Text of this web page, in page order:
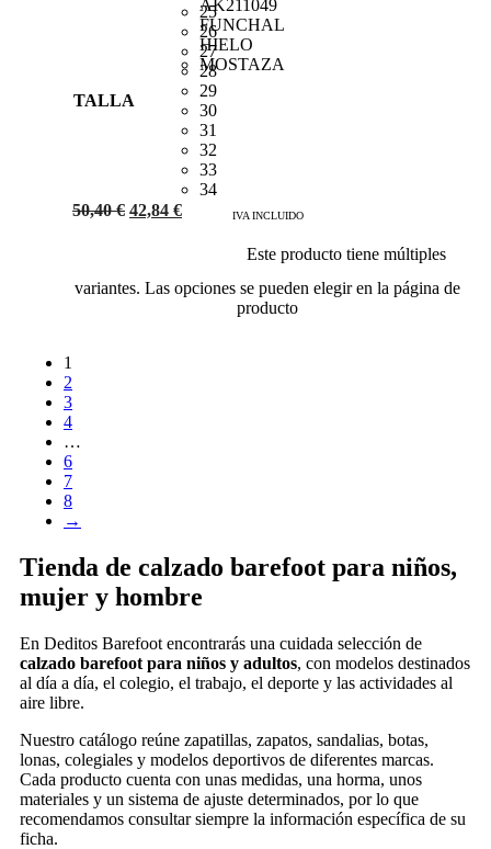
TALLA
25
26
27
28
29
30
31
32
33
34
50,40€ 42,84 € IVA INCLUIDO
Este producto tiene múltiples
variantes. Las opciones se pueden elegir en la página de
producto
1
2
3
4
…
6
7
8
→
Tienda de calzado barefoot para niños,
mujer y hombre
En Deditos Barefoot encontrarás una cuidada selección de
calzado barefoot para niños y adultos, con modelos destinados
al día a día, el colegio, el trabajo, el deporte y las actividades al
aire libre.
Nuestro catálogo reúne zapatillas, zapatos, sandalias, botas,
lonas, colegiales y modelos deportivos de diferentes marcas.
Cada producto cuenta con unas medidas, una horma, unos
materiales y un sistema de ajuste determinados, por lo que
recomendamos consultar siempre la información específica de su
ficha.